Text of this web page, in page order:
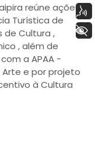
reúne ações
Turística de
de Cultura ,
, além de
a APAA -
e por projeto
à Cultura
Voz